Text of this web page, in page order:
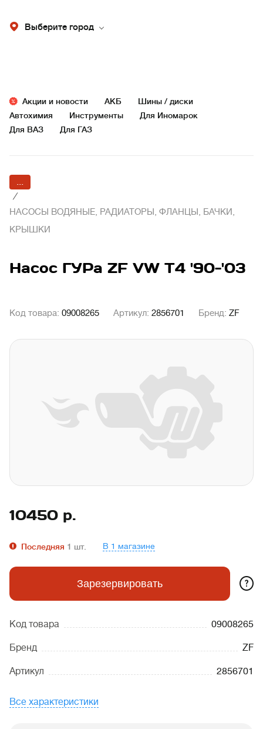
Выберите город
Акции и новости АКБ
Шины / диски
Автохимия
Инструменты
Для Иномарок
Для ВАЗ
Для ГАЗ
...
/
НАСОСЫ ВОДЯНЫЕ, РАДИАТОРЫ, ФЛАНЦЫ, БАЧКИ,
КРЫШКИ
Насос ГУРа ZF VW T4 '90-'03
Код товара: 09008265 Артикул: 2856701 Бренд: ZF
10450 р.
Последняя 1 шт. В 1 магазине
Зарезервировать ?
Код товара 09008265
Бренд ZF
Артикул 2856701
Все характеристики